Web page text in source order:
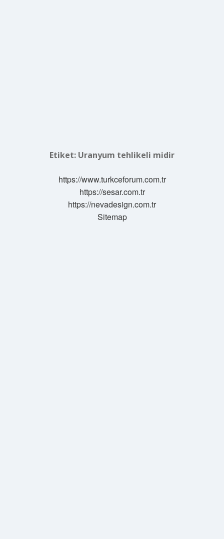
Etiket: Uranyum tehlikeli midir
https://www.turkceforum.com.tr
https://sesar.com.tr
https://nevadesign.com.tr
Sitemap